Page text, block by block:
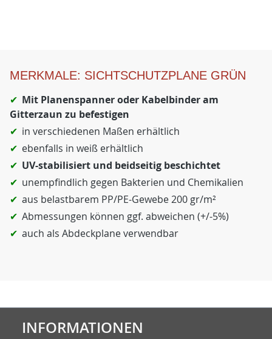
MERKMALE: SICHTSCHUTZPLANE GRÜN
Mit Planenspanner oder Kabelbinder am
Gitterzaun zu befestigen
in verschiedenen Maßen erhältlich
ebenfalls in weiß erhältlich
UV-stabilisiert und beidseitig beschichtet
unempfindlich gegen Bakterien und Chemikalien
aus belastbarem PP/PE-Gewebe 200 gr/m²
Abmessungen können ggf. abweichen (+/-5%)
auch als Abdeckplane verwendbar
INFORMATIONEN